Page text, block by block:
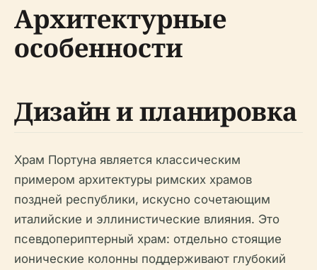
Архитектурные
особенности
Дизайн и планировка
Храм Портуна является классическим
примером архитектуры римских храмов
поздней республики, искусно сочетающим
италийские и эллинистические влияния. Это
псевдопериптерный храм: отдельно стоящие
ионические колонны поддерживают глубокий